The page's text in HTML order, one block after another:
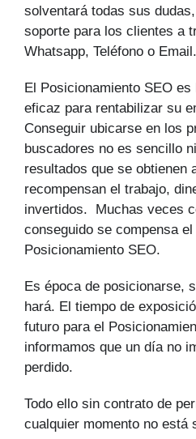
solventará todas sus
soporte para los clientes a
Whatsapp, Teléfono o Email.
El Posicionamiento SEO
eficaz para rentabilizar su
Conseguir ubicarse en los
buscadores no es sencillo
resultados que se obtienen
recompensan el trabajo,
invertidos. Muchas veces
conseguido se compensa
Posicionamiento SEO.
Es época de posicionarse,
hará. El tiempo de
futuro para el
informamos que un día no
perdido.
Todo ello sin contrato de
cualquier momento no está